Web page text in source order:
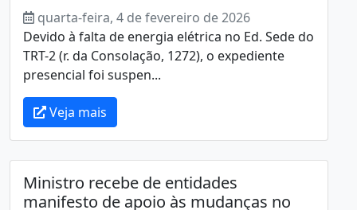
quarta-feira, 4 de fevereiro de 2026
Devido à falta de energia elétrica no Ed. Sede do
TRT-2 (r. da Consolação, 1272), o expediente
presencial foi suspen...
Veja mais
Ministro recebe de entidades
manifesto de apoio às mudanças no